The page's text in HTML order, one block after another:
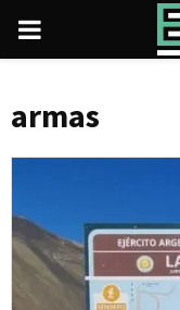
PRIMARY
armas